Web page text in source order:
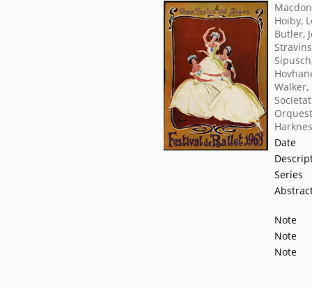
Hoiby,
Butler,
Date
Series
Note
Note
Note